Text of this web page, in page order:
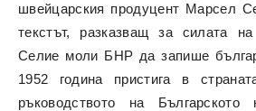
швейцарския продуцент Марсел
текстът, разказващ за силата
Селие моли БНР да запише
1952 година пристига в
ръководството на Българското